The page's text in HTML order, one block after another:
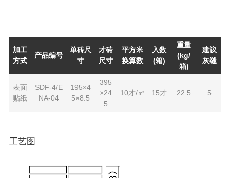
加工
方式
产品编号
单砖尺
寸
才砖
尺寸
平方米
换算数
入数
(箱)
重量
(kg/
箱)
建议
灰缝
表面
贴纸
SDF-4/E
NA-04
195×4
5×8.5
395
×24
5
10才/㎡ 15才 22.5 5
工艺图